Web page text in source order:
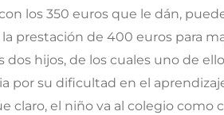
los 350 euros que le dán,
la prestación de 400 euros para
dos hijos, de los cuales uno de
por su dificultad en el
claro, el niño va al colegio como